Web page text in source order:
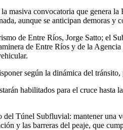
convocatoria que genera
aunque se anticipan demoras y
de Entre Ríos, Jorge Satto; el
de Entre Ríos y de la
según la dinámica del
habilitados para el cruce hasta
Túnel Subfluvial: mantener una
y las barreras del peaje, que